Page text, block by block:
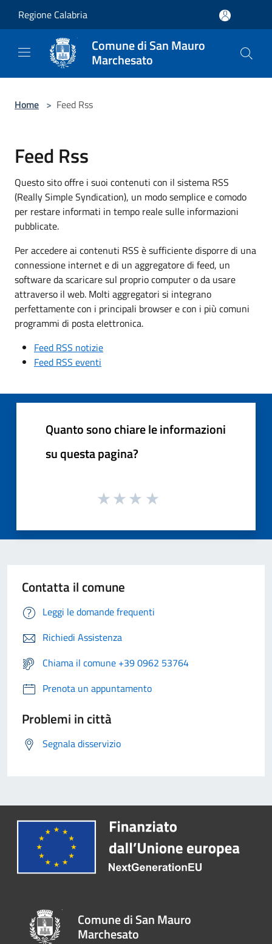
Regione Calabria
Comune di San Mauro
Marchesato
Home > Feed Rss
Feed Rss
Questo sito offre i suoi contenuti con il sistema RSS
(Really Simple Syndication), un modo semplice e comodo
per restare informati in tempo reale sulle informazioni
pubblicate.
Per accedere ai contenuti RSS è sufficiente disporre di una
connessione internet e di un aggregatore di feed, un
software da scaricare sul proprio computer o da usare
attraverso il web. Molti aggregatori si integrano
perfettamente con i principali browser e con i più comuni
programmi di posta elettronica.
Feed RSS notizie
Feed RSS eventi
Quanto sono chiare le informazioni
su questa pagina?
Contatta il comune
Leggi le domande frequenti
Richiedi Assistenza
Chiama il comune +39 0962 53764
Prenota un appuntamento
Problemi in città
Segnala disservizio
Comune di San Mauro
Marchesato